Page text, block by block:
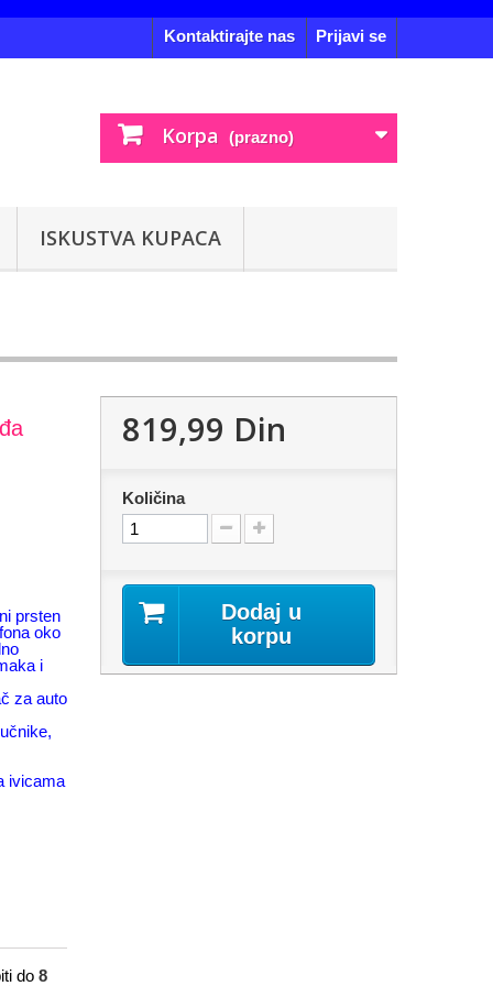
Prijavi se
Kontaktirajte nas
Korpa (prazno)
ISKUSTVA KUPACA
prsten
oko
i
za auto
ivicama
do 8
819,99 Din
Količina
Dodaj u
korpu